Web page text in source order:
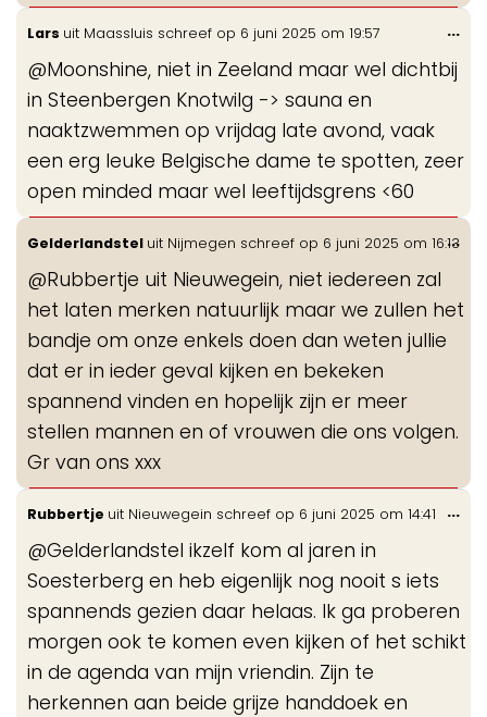
Lars uit Maassluis schreef op 6 juni 2025 om 19:57
@Moonshine, niet in Zeeland maar wel dichtbij
in Steenbergen Knotwilg -> sauna en
naaktzwemmen op vrijdag late avond, vaak
een erg leuke Belgische dame te spotten, zeer
open minded maar wel leeftijdsgrens <60
...
Gelderlandstel uit Nijmegen schreef op 6 juni 2025 om 16:13
@Rubbertje uit Nieuwegein, niet iedereen zal
het laten merken natuurlijk maar we zullen het
bandje om onze enkels doen dan weten jullie
dat er in ieder geval kijken en bekeken
spannend vinden en hopelijk zijn er meer
stellen mannen en of vrouwen die ons volgen.
Gr van ons xxx
...
Rubbertje uit Nieuwegein schreef op 6 juni 2025 om 14:41
@Gelderlandstel ikzelf kom al jaren in
Soesterberg en heb eigenlijk nog nooit s iets
spannends gezien daar helaas. Ik ga proberen
morgen ook te komen even kijken of het schikt
in de agenda van mijn vriendin. Zijn te
herkennen aan beide grijze handdoek en
...